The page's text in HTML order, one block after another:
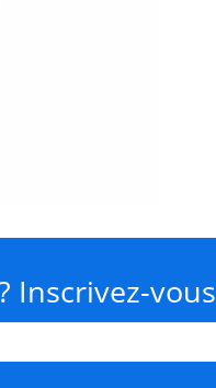
Inscrivez-